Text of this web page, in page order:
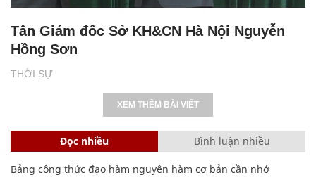
THỜI SỰ
Tân Giám đốc Sở KH&CN Hà Nội Nguyễn
Hồng Sơn
XEM THÊM BÀI VIẾT
Đọc nhiều Bình luận nhiều
Bảng công thức đạo hàm nguyên hàm cơ bản cần nhớ